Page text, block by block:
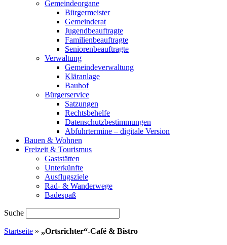
Gemeindeorgane
Bürgermeister
Gemeinderat
Jugendbeauftragte
Familienbeauftragte
Seniorenbeauftragte
Verwaltung
Gemeindeverwaltung
Kläranlage
Bauhof
Bürgerservice
Satzungen
Rechtsbehelfe
Datenschutzbestimmungen
Abfuhrtermine – digitale Version
Bauen & Wohnen
Freizeit & Tourismus
Gaststätten
Unterkünfte
Ausflugsziele
Rad- & Wanderwege
Badespaß
Suche
Startseite » „Ortsrichter“-Café & Bistro